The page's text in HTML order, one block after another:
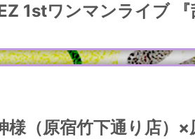
1stワンマンライブ
様（原宿竹下通り店）